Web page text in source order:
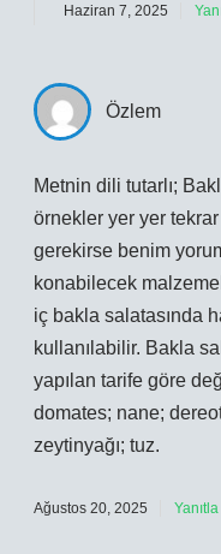
Haziran 7, 2025
Özlem
Metnin dili tutarlı;
örnekler yer yer
gerekirse benim
konabilecek
iç bakla salatasında
kullanılabilir. Bakla
yapılan tarife göre
domates; nane;
zeytinyağı; tuz.
Ağustos 20, 2025 Yanıtla